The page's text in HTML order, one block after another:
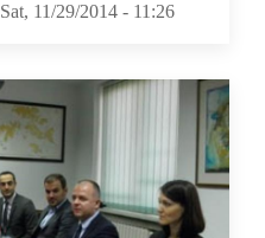
Sat, 11/29/2014 - 11:26